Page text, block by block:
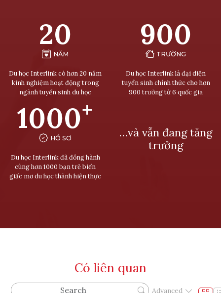
20
NĂM
Du học Interlink có hơn 20 năm
kinh nghiệm hoạt động trong
ngành tuyển sinh du học
900
TRƯỜNG
Du học Interlink là đại diện
tuyển sinh chính thức cho hơn
900 trường từ 6 quốc gia
1000+
HỒ SƠ
Du học Interlink đã đồng hành
cùng hơn 1000 bạn trẻ biến
giấc mơ du học thành hiện thực
…và vẫn đang tăng
trưởng
Có liên quan
Advanced